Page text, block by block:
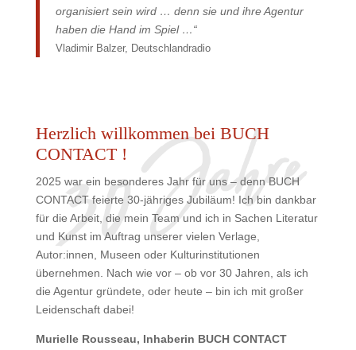
organisiert sein wird … denn sie und ihre Agentur
haben die Hand im Spiel …“
Vladimir Balzer, Deutschlandradio
Herzlich willkommen bei BUCH
CONTACT !
2025 war ein besonderes Jahr für uns – denn BUCH
CONTACT feierte 30-jähriges Jubiläum! Ich bin dankbar
für die Arbeit, die mein Team und ich in Sachen Literatur
und Kunst im Auftrag unserer vielen Verlage,
Autor:innen, Museen oder Kulturinstitutionen
übernehmen. Nach wie vor – ob vor 30 Jahren, als ich
die Agentur gründete, oder heute – bin ich mit großer
Leidenschaft dabei!
Murielle Rousseau, Inhaberin BUCH CONTACT